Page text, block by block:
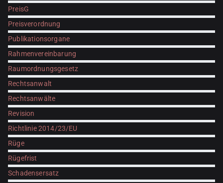
PreisG
Preisverordnung
Publikationsorgane
Rahmenvereinbarung
Raumordnungsgesetz
Rechtsanwalt
Rechtsanwälte
Revision
Richtlinie 2014/23/EU
Rüge
Rügefrist
Schadensersatz